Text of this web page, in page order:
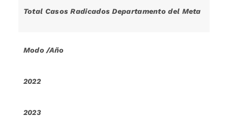
Total Casos Radicados Departamento del Meta
Modo /Año
2022
2023